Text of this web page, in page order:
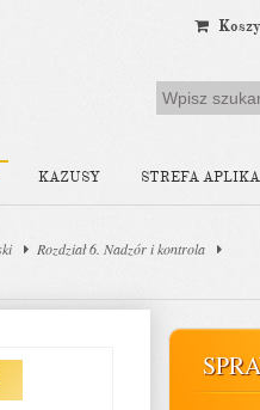
KAZUSY STREFA
Rozdział 6. Nadzór i kontrola